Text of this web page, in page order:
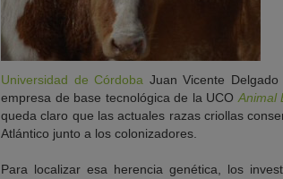
Universidad de Córdoba Juan Vicente
empresa de base tecnológica de la UCO Animal
queda claro que las actuales razas criollas
Atlántico junto a los colonizadores.
Para localizar esa herencia genética, los